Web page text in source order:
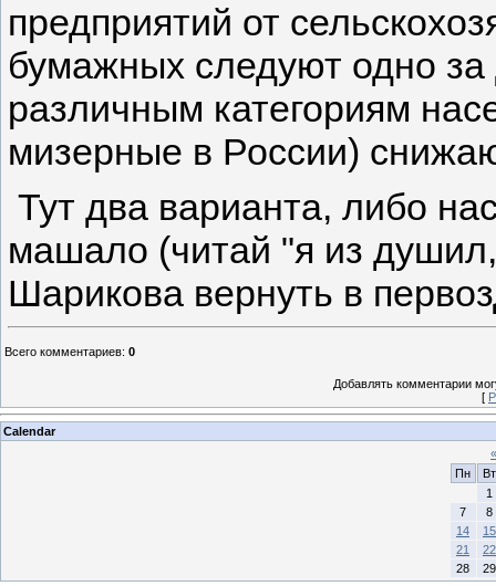
предприятий от
бумажных следуют одно за
различным категориям
мизерные в России)
Тут два варианта, либо
машало (читай "я из
Шарикова вернуть в
Всего комментариев: 0
Добавлять комментарии
[
Calendar
«
Пн
Вт
1
7
8
14
15
21
22
28
29